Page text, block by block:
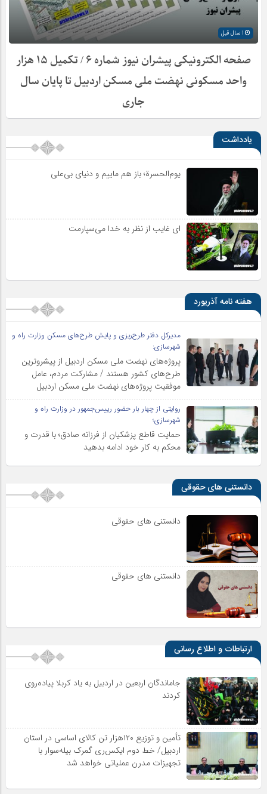
صفحه الکترونیکی پیشران نیوز شماره ۶ / تکمیل ۱۵ هزار
واحد مسکونی نهضت ملی مسکن اردبیل تا پایان سال
جاری
یادداشت
یوم‌الحسرة؛ باز هم ماییم و دنیای بی‌علی
ای غایب از نظر به خدا می‌سپارمت
هفته نامه آذریورد
مدیرکل دفتر طرح‌ریزی و پایش طرح‌های مسکن وزارت راه و
شهرسازی:
پروژه‌های نهضت ملی مسکن اردبیل از پیشروترین
طرح‌های کشور هستند / مشارکت مردم، عامل
موفقیت پروژه‌های نهضت ملی مسکن اردبیل
روایتی از چهار بار حضور رییس‌جمهور در وزارت راه و
شهرسازی؛
حمایت قاطع پزشکیان از فرزانه صادق؛ با قدرت و
محکم به کار خود ادامه بدهید
دانستنی های حقوقی
دانستنی های حقوقی
دانستنی های حقوقی
ارتباطات و اطلاع رسانی
جاماندگان اربعین در اردبیل به یاد کربلا پیاده‌روی
کردند
تأمین و توزیع ۱۲۰هزار تن کالای اساسی در استان
اردبیل/ خط دوم ایکس‌ری گمرک بیله‌سوار با
تجهیزات مدرن عملیاتی خواهد شد